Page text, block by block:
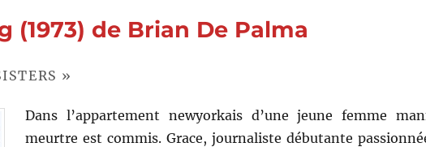
(1973) de Brian De Palma
»
Dans l’appartement newyorkais d’une jeune femme
meurtre est commis. Grace, journaliste débutante